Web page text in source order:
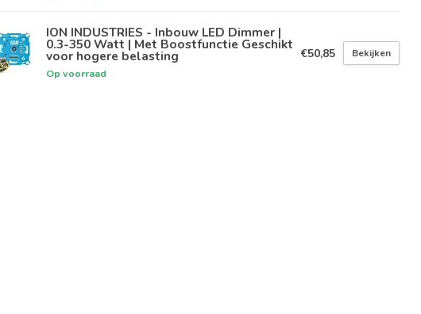
ION INDUSTRIES - Inbouw LED Dimmer |
0.3-350 Watt | Met Boostfunctie Geschikt
voor hogere belasting
Op voorraad
€50,85 Bekijken